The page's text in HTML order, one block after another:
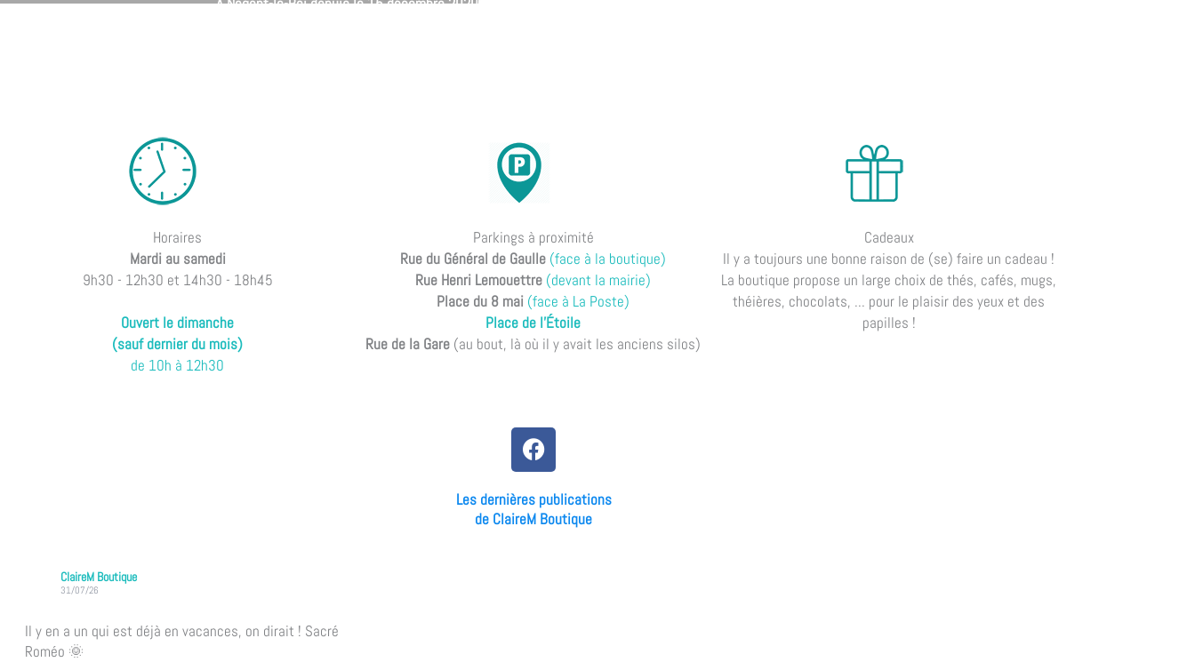
Horaires
Mardi au samedi
9h30 - 12h30 et 14h30 - 18h45
Ouvert le dimanche
(sauf dernier du mois)
de 10h à 12h30
Parkings à proximité
Rue du Général de Gaulle (face à la boutique)
Rue Henri Lemouettre (devant la mairie)
Place du 8 mai (face à La Poste)
Place de l'Étoile
Rue de la Gare (au bout, là où il y avait les anciens silos)
Cadeaux
Il y a toujours une bonne raison de (se) faire un cadeau !
La boutique propose un large choix de thés, cafés, mugs,
théières, chocolats, ... pour le plaisir des yeux et des
papilles !
F
a
e
b
Les dernières publications
de ClaireM Boutique
ClaireM Boutique
31/07/26
Il y en a un qui est déjà en vacances, on dirait ! Sacré
Roméo 🌞